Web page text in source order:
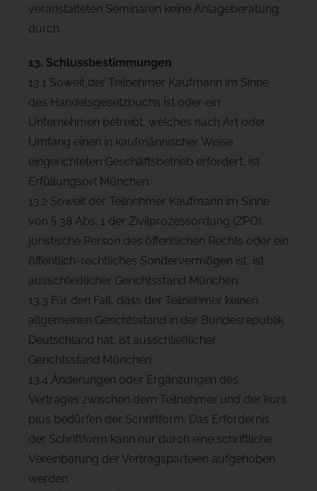
veranstalteten Seminaren keine Anlageberatung
durch.
13. Schlussbestimmungen
13.1 Soweit der Teilnehmer Kaufmann im Sinne
des Handelsgesetzbuchs ist oder ein
Unternehmen betreibt, welches nach Art oder
Umfang einen in kaufmännischer Weise
eingerichteten Geschäftsbetrieb erfordert, ist
Erfüllungsort München.
13.2 Soweit der Teilnehmer Kaufmann im Sinne
von § 38 Abs. 1 der Zivilprozessordung (ZPO),
juristische Person des öffentlichen Rechts oder ein
öffentlich-rechtliches Sondervermögen ist, ist
ausschließlicher Gerichtsstand München.
13.3 Für den Fall, dass der Teilnehmer keinen
allgemeinen Gerichtsstand in der Bundesrepublik
Deutschland hat, ist ausschließlicher
Gerichtsstand München.
13.4 Änderungen oder Ergänzungen des
Vertrages zwischen dem Teilnehmer und der kurs
plus bedürfen der Schriftform. Das Erfordernis
der Schriftform kann nur durch eine schriftliche
Vereinbarung der Vertragsparteien aufgehoben
werden.